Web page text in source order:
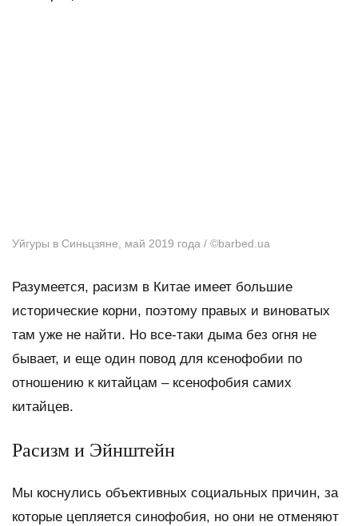
Уйгуры в Синьцзяне, май 2019 года / ©barbed.ua
Разумеется, расизм в Китае имеет большие
исторические корни, поэтому правых и виноватых
там уже не найти. Но все-таки дыма без огня не
бывает, и еще один повод для ксенофобии по
отношению к китайцам – ксенофобия самих
китайцев.
Расизм и Эйнштейн
Мы коснулись объективных социальных причин, за
которые цепляется синофобия, но они не отменяют